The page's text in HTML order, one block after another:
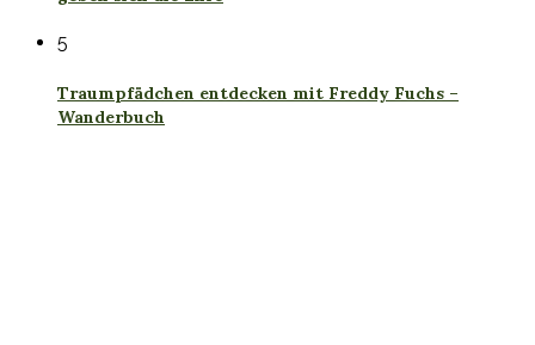
5
Traumpfädchen entdecken mit Freddy Fuchs –
Wanderbuch